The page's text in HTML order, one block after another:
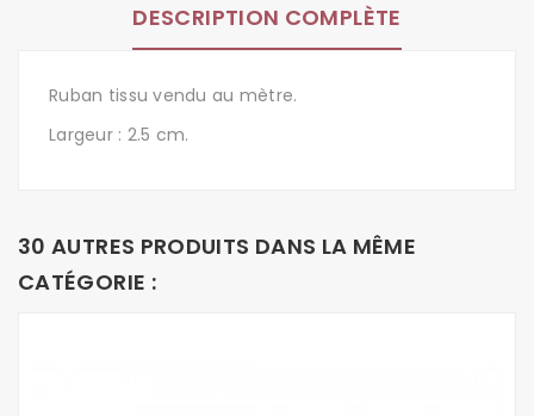
DESCRIPTION COMPLÈTE
Ruban tissu vendu au mètre.
Largeur : 2.5 cm.
30 AUTRES PRODUITS DANS LA MÊME
CATÉGORIE :